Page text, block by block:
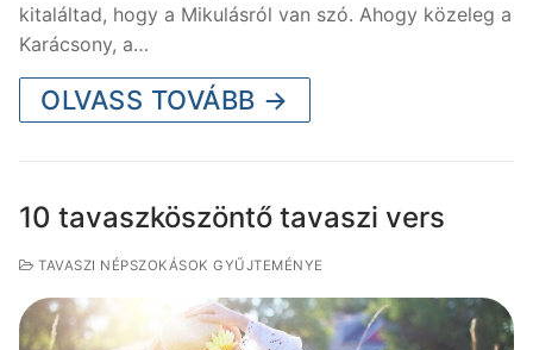
kitaláltad, hogy a Mikulásról van szó. Ahogy közeleg a
Karácsony, a…
OLVASS TOVÁBB →
10 tavaszköszöntő tavaszi vers
TAVASZI NÉPSZOKÁSOK GYŰJTEMÉNYE